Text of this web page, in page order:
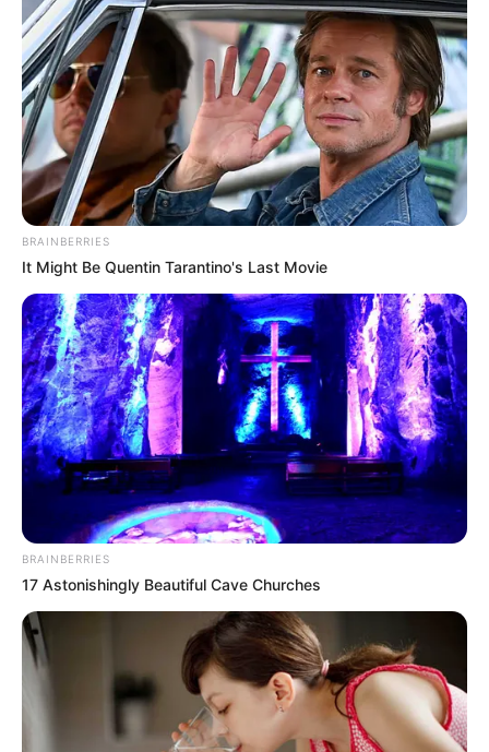
BRAINBERRIES
It Might Be Quentin Tarantino's Last Movie
BRAINBERRIES
17 Astonishingly Beautiful Cave Churches